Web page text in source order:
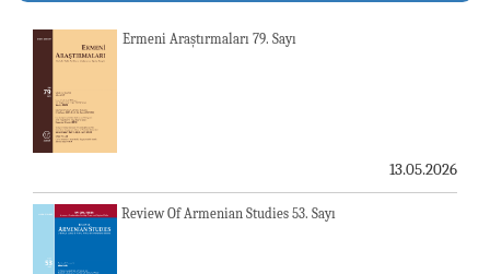
Ermeni Araştırmaları 79. Sayı
13.05.2026
Review Of Armenian Studies 53. Sayı